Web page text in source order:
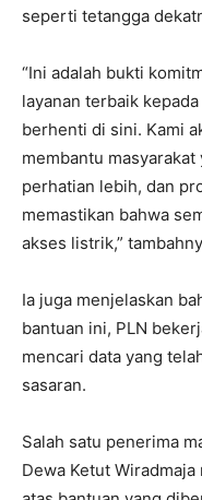
seperti tetangga
“Ini adalah bukti
layanan terbaik
berhenti di sini. Kami
membantu
perhatian lebih, dan
memastikan bahwa
akses listrik,”
Ia juga menjelaskan
bantuan ini, PLN
mencari data yang
sasaran.
Salah satu penerima
Dewa Ketut